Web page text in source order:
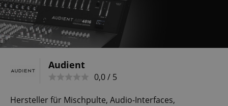
Audient
0,0 / 5
Hersteller für Mischpulte, Audio-Interfaces,